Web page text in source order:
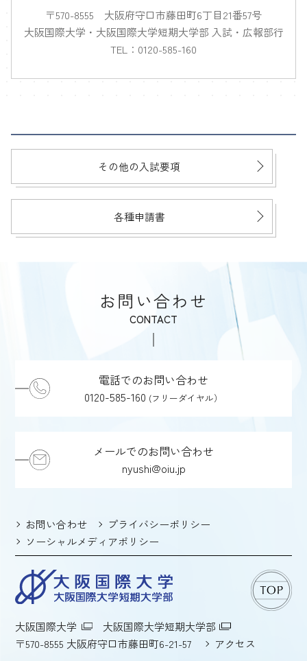
〒570-8555 大阪府守口市藤田町6丁目21番57号
大阪国際大学・大阪国際大学短期大学部 入試・広報部行
TEL： 0120-585-160
その他の入試要項
各種申請書
お問い合わせ
CONTACT
電話でのお問い合わせ
0120-585-160 (フリーダイヤル）
メールでのお問い合わせ
nyushi@oiu.jp
お問い合わせ
プライバシーポリシー
ソーシャルメディアポリシー
大阪国際大学
大阪国際大学短期大学部
〒570-8555 大阪府守口市藤田町6-21-57
アクセス